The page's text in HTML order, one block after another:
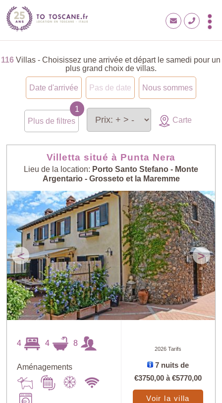
116 Villas - Choisissez une arrivée et départ le samedi pour un
plus grand choix de villas.
Date d'arrivée Pas de date Nous sommes
Plus de filtres Carte
Villetta situé à Punta Nera
Lieu de la location: Porto Santo Stefano - Monte
Argentario - Grosseto et la Maremme
< >
4 4 8
Aménagements
2026 Tarifs
7 nuits de
€3750,00 à€5770,00
Voir la villa